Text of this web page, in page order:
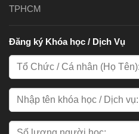
TPHCM
Đăng ký Khóa học / Dịch Vụ